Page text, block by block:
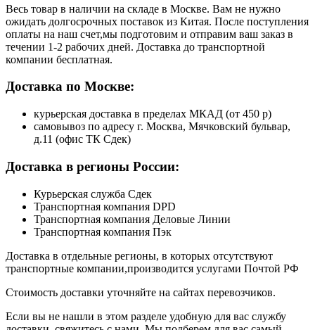
Весь товар в наличии на складе в Москве. Вам не нужно
ожидать долгосрочных поставок из Китая. После поступления
оплаты на наш счет,мы подготовим и отправим ваш заказ в
течении 1-2 рабочих дней. Доставка до транспортной
компании бесплатная.
Доставка по Москве:
курьерская доставка в пределах МКАД (от 450 р)
самовывоз по адресу г. Москва, Мячковский бульвар,
д.11 (офис ТК Сдек)
Доставка в регионы России:
Курьерская служба Сдек
Транспортная компания DPD
Транспортная компания Деловые Линии
Транспортная компания Пэк
Доставка в отдельные регионы, в которых отсутствуют
транспортные компании,производится услугами Почтой РФ
Стоимость доставки уточняйте на сайтах перевозчиков.
Если вы не нашли в этом разделе удобную для вас службу